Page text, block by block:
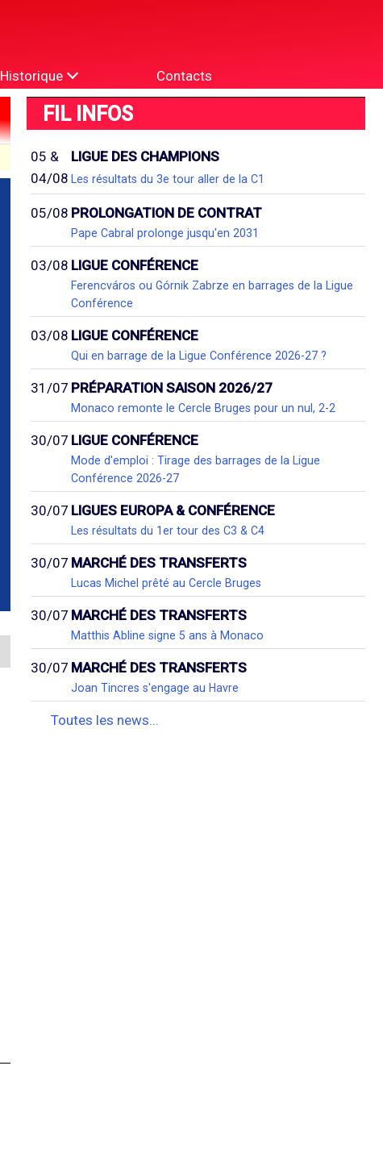
Historique Contacts
FIL INFOS
05 &
04/08
LIGUE DES CHAMPIONS
Les résultats du 3e tour aller de la C1
05/08 PROLONGATION DE CONTRAT
Pape Cabral prolonge jusqu'en 2031
03/08 LIGUE CONFÉRENCE
Ferencváros ou Górnik Zabrze en barrages de la Ligue
Conférence
03/08 LIGUE CONFÉRENCE
Qui en barrage de la Ligue Conférence 2026-27 ?
31/07 PRÉPARATION SAISON 2026/27
Monaco remonte le Cercle Bruges pour un nul, 2-2
30/07 LIGUE CONFÉRENCE
Mode d'emploi : Tirage des barrages de la Ligue
Conférence 2026-27
30/07 LIGUES EUROPA & CONFÉRENCE
Les résultats du 1er tour des C3 & C4
30/07 MARCHÉ DES TRANSFERTS
Lucas Michel prêté au Cercle Bruges
30/07 MARCHÉ DES TRANSFERTS
Matthis Abline signe 5 ans à Monaco
30/07 MARCHÉ DES TRANSFERTS
Joan Tincres s'engage au Havre
Toutes les news...